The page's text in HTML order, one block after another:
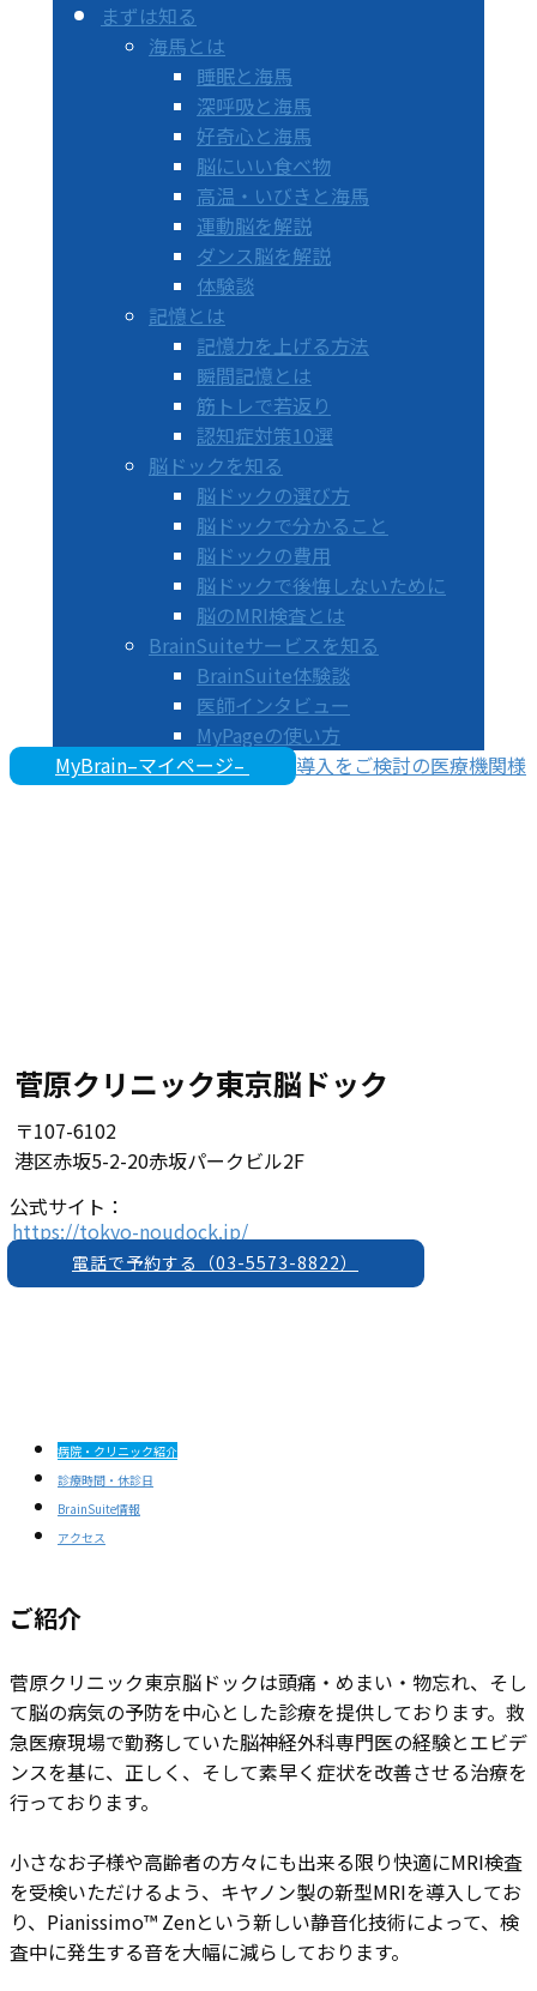
まずは知る
海馬とは
睡眠と海馬
深呼吸と海馬
好奇心と海馬
脳にいい食べ物
高温・いびきと海馬
運動脳を解説
ダンス脳を解説
体験談
記憶とは
記憶力を上げる方法
瞬間記憶とは
筋トレで若返り
認知症対策10選
脳ドックを知る
脳ドックの選び方
脳ドックで分かること
脳ドックの費用
脳ドックで後悔しないために
脳のMRI検査とは
BrainSuiteサービスを知る
BrainSuite体験談
医師インタビュー
MyPageの使い方
MyBrain–マイページ–
導入をご検討の医療機関様
菅原クリニック東京脳ドック
〒107-6102
港区赤坂5-2-20赤坂パークビル2F
公式サイト：
https://tokyo-noudock.jp/
電話で予約する（03-5573-8822）
病院・クリニック紹介
診療時間・休診日
BrainSuite情報
アクセス
ご紹介
菅原クリニック東京脳ドックは頭痛・めまい・物忘れ、そし
て脳の病気の予防を中心とした診療を提供しております。救
急医療現場で勤務していた脳神経外科専門医の経験とエビデ
ンスを基に、正しく、そして素早く症状を改善させる治療を
行っております。
小さなお子様や高齢者の方々にも出来る限り快適にMRI検査
を受検いただけるよう、キヤノン製の新型MRIを導入してお
り、Pianissimo™ Zenという新しい静音化技術によって、検
査中に発生する音を大幅に減らしております。